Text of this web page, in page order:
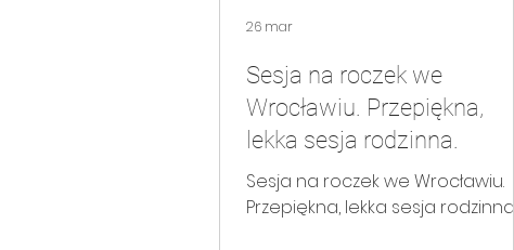
Sesja na roczek we
Wrocławiu. Przepiękna,
lekka sesja rodzinna.
Sesja na roczek we Wrocławiu.
Przepiękna, lekka sesja rodzinna.
26 mar